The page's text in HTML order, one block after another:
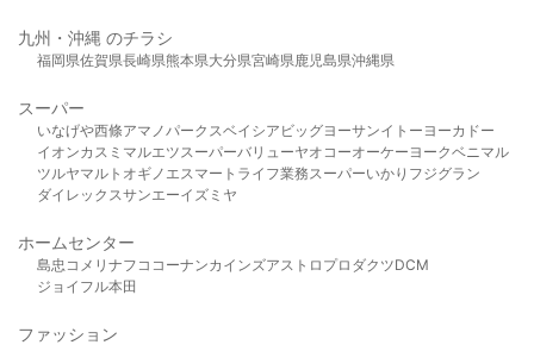
九州・沖縄 のチラシ
福岡県佐賀県長崎県熊本県大分県宮崎県 鹿児島県沖縄県
スーパー
いなげや西條アマノパークスベイシア ビッグヨーサンイトーヨーカドー
イオンカスミ マルエツ スーパーバリューヤオコーオーケー ヨークベニマル
ツルヤマルト オギノ エスマート ライフ業務スーパーいかり フジグラン
ダイレックスサンエーイズミヤ
ホームセンター
島忠 コメリ ナフコ コーナンカインズアストロプロダクツDCM
ジョイフル本田
ファッション